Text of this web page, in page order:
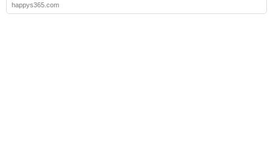
happys365.com